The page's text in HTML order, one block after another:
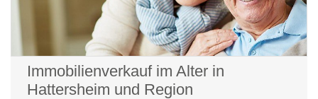
Immobilienverkauf im Alter in
Hattersheim und Region